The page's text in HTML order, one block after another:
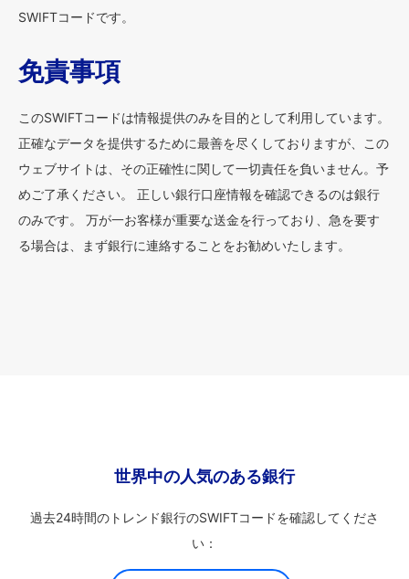
SWIFTコードです。
免責事項
このSWIFTコードは情報提供のみを目的として利用しています。
正確なデータを提供するために最善を尽くしておりますが、この
ウェブサイトは、その正確性に関して一切責任を負いません。予
めご了承ください。 正しい銀行口座情報を確認できるのは銀行
のみです。 万が一お客様が重要な送金を行っており、急を要す
る場合は、まず銀行に連絡することをお勧めいたします。
世界中の人気のある銀行
過去24時間のトレンド銀行のSWIFTコードを確認してくださ
い：